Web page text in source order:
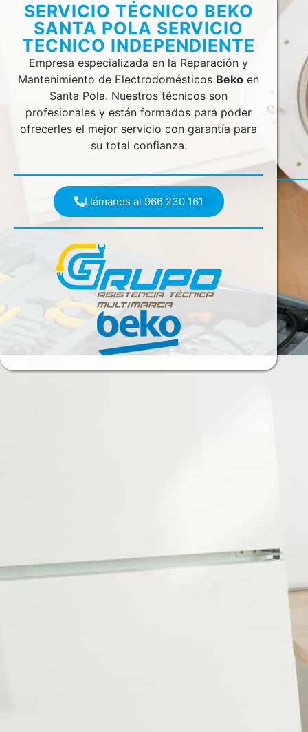
SERVICIO TÉCNICO BEKO
SANTA POLA SERVICIO
TECNICO INDEPENDIENTE
Empresa especializada en la Reparación y
Mantenimiento de Electrodomésticos Beko en
Santa Pola. Nuestros técnicos son
profesionales y están formados para poder
ofrecerles el mejor servicio con garantía para
su total confianza.
Llámanos al 966 230 161